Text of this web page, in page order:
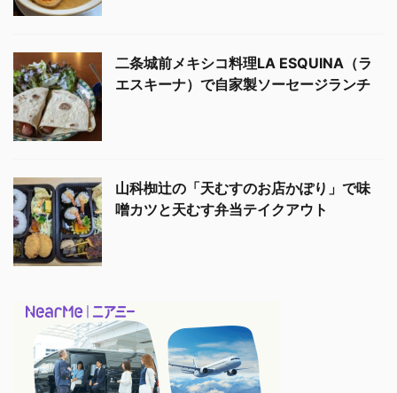
二条城前メキシコ料理LA ESQUINA（ラ
エスキーナ）で自家製ソーセージランチ
山科椥辻の「天むすのお店かぽり」で味
噌カツと天むす弁当テイクアウト